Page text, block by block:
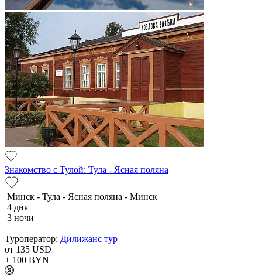
Знакомство с Тулой: Тула - Ясная поляна
Минск - Тула - Ясная поляна - Минск
4 дня
3 ночи
Туроператор: Дилижанс тур
от 135 USD
+ 100 BYN